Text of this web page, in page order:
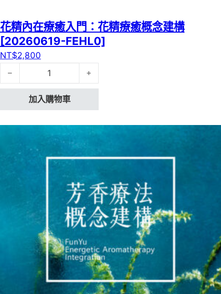
花精內在療癒入門：花精療癒概念建構
[20260619-FEHL0]
NT$2,800
花精內在療癒入門：花精療癒概念建構[20260619-
加入購物車